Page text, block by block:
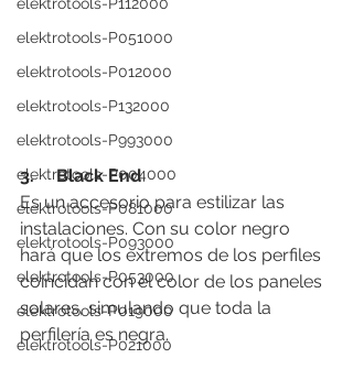
elektrotools-P051000
elektrotools-P012000
elektrotools-P132000
elektrotools-P993000
elektrotools-P004000
elektrotools-P081000
elektrotools-P093000
elektrotools-P053000
elektrotools-P019000
elektrotools-P021000
3.     Black End
Es un accesorio para estilizar las
instalaciones. Con su color negro
hará que los extremos de los perfiles
coincidan con el color de los paneles
solares, simulando que toda la
perfilería es negra.